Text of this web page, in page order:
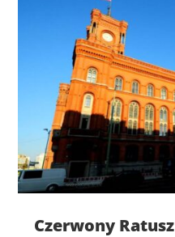
Czerwony Ratusz